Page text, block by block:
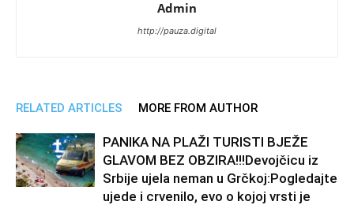
Admin
http://pauza.digital
RELATED ARTICLES MORE FROM AUTHOR
PANIKA NA PLAŽI TURISTI BJEŽE
GLAVOM BEZ OBZIRA!!!Devojčicu iz
Srbije ujela neman u Grčkoj:Pogledajte
ujede i crvenilo, evo o kojoj vrsti je